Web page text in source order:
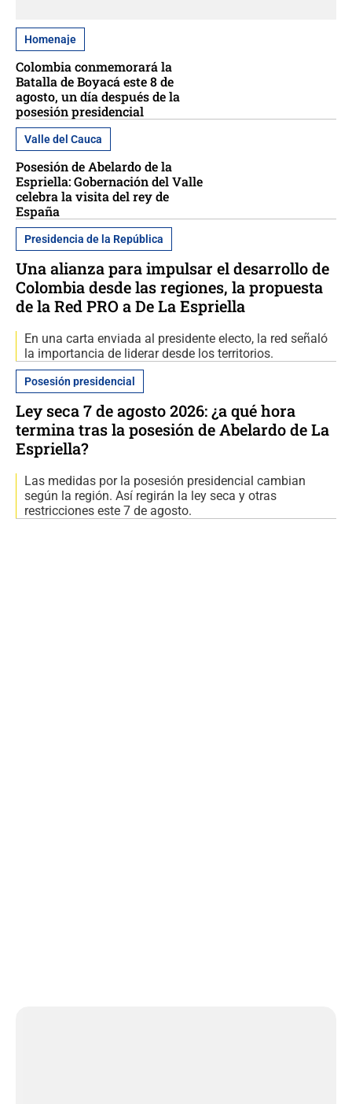
Homenaje
Colombia conmemorará la
Batalla de Boyacá este 8 de
agosto, un día después de la
posesión presidencial
Valle del Cauca
Posesión de Abelardo de la
Espriella: Gobernación del Valle
celebra la visita del rey de
España
Presidencia de la República
Una alianza para impulsar el desarrollo de
Colombia desde las regiones, la propuesta
de la Red PRO a De La Espriella
En una carta enviada al presidente electo, la red señaló
la importancia de liderar desde los territorios.
Posesión presidencial
Ley seca 7 de agosto 2026: ¿a qué hora
termina tras la posesión de Abelardo de La
Espriella?
Las medidas por la posesión presidencial cambian
según la región. Así regirán la ley seca y otras
restricciones este 7 de agosto.